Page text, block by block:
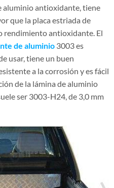
aluminio antioxidante, tiene
que la placa estriada de
rendimiento antioxidante. El
de aluminio 3003 es
usar, tiene un buen
a la corrosión y es fácil
de la lámina de aluminio
ser 3003-H24, de 3,0 mm